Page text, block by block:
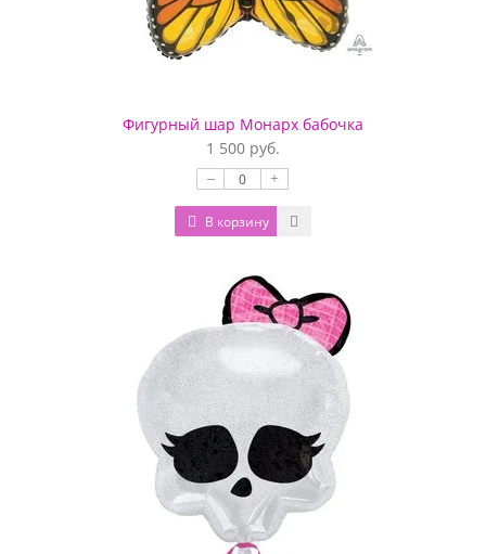
Фигурный шар Монарх бабочка
1 500 руб.
– +
В корзину